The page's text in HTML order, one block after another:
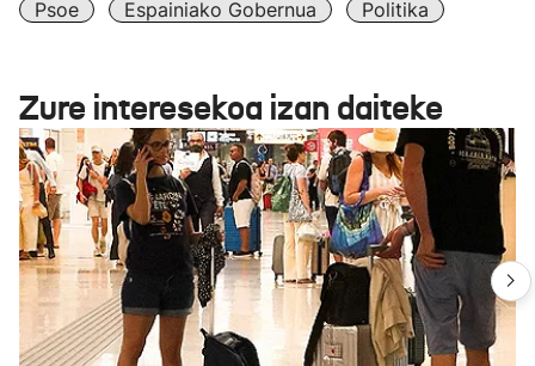
Psoe Espainiako Gobernua Politika
Zure interesekoa izan daiteke